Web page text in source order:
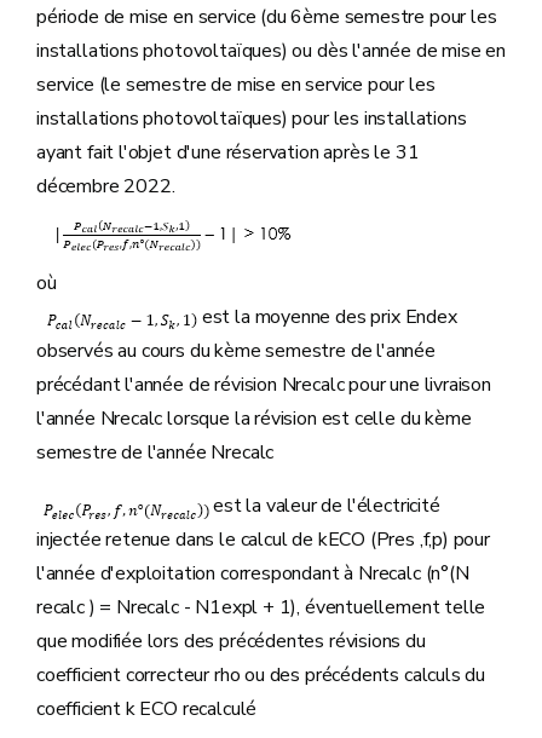
période de mise en service (du 6ème semestre pour les
installations photovoltaïques) ou dès l'année de mise en
service (le semestre de mise en service pour les
installations photovoltaïques) pour les installations
ayant fait l'objet d'une réservation après le 31
décembre 2022.
où
est la moyenne des prix Endex
observés au cours du kème semestre de l'année
précédant l'année de révision Nrecalc pour une livraison
l'année Nrecalc lorsque la révision est celle du kème
semestre de l'année Nrecalc
est la valeur de l'électricité
injectée retenue dans le calcul de kECO (Pres ,f,p) pour
l'année d'exploitation correspondant à Nrecalc (n°(N
recalc ) = Nrecalc - N1expl + 1), éventuellement telle
que modifiée lors des précédentes révisions du
coefficient correcteur rho ou des précédents calculs du
coefficient k ECO recalculé